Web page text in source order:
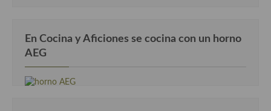
En Cocina y Aficiones se cocina con un horno
AEG